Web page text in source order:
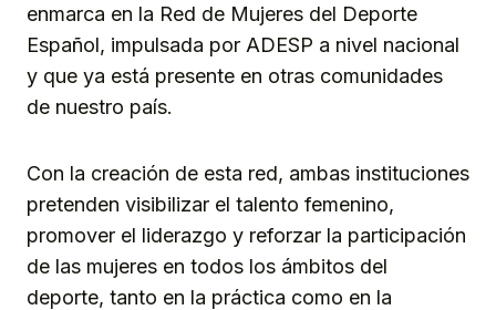
enmarca en la Red de Mujeres del Deporte
Español, impulsada por ADESP a nivel nacional
y que ya está presente en otras comunidades
de nuestro país.
Con la creación de esta red, ambas instituciones
pretenden visibilizar el talento femenino,
promover el liderazgo y reforzar la participación
de las mujeres en todos los ámbitos del
deporte, tanto en la práctica como en la